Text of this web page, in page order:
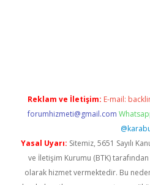
Reklam ve İletişim: E-mail:
forumhizmeti@gmail.com
Yasal Uyarı: Sitemiz, 5651 Sayılı
ve İletişim Kurumu (BTK) tarafından
olarak hizmet vermektedir. Bu